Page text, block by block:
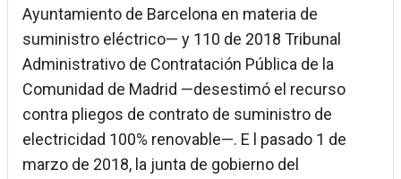
Ayuntamiento de Barcelona en materia de
suministro eléctrico— y 110 de 2018 Tribunal
Administrativo de Contratación Pública de la
Comunidad de Madrid —desestimó el recurso
contra pliegos de contrato de suministro de
electricidad 100% renovable—. E l pasado 1 de
marzo de 2018, la junta de gobierno del